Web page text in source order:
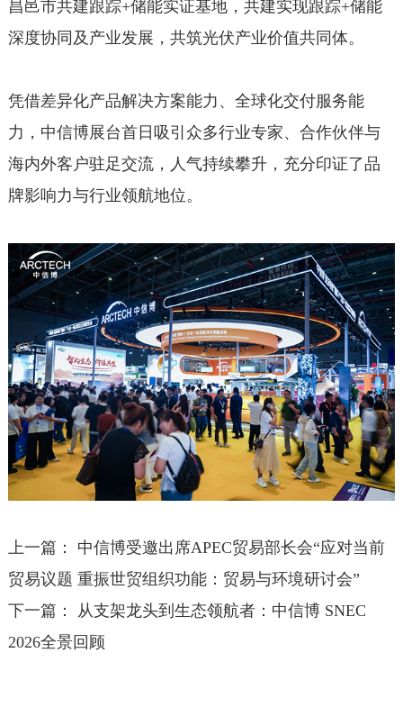
昌邑市共建跟踪+储能实证基地，共建实现跟踪+储能
深度协同及产业发展，共筑光伏产业价值共同体。
凭借差异化产品解决方案能力、全球化交付服务能
力，中信博展台首日吸引众多行业专家、合作伙伴与
海内外客户驻足交流，人气持续攀升，充分印证了品
牌影响力与行业领航地位。
上一篇：
中信博受邀出席APEC贸易部长会“应对当前
贸易议题 重振世贸组织功能：贸易与环境研讨会”
下一篇：
从支架龙头到生态领航者：中信博 SNEC
2026全景回顾